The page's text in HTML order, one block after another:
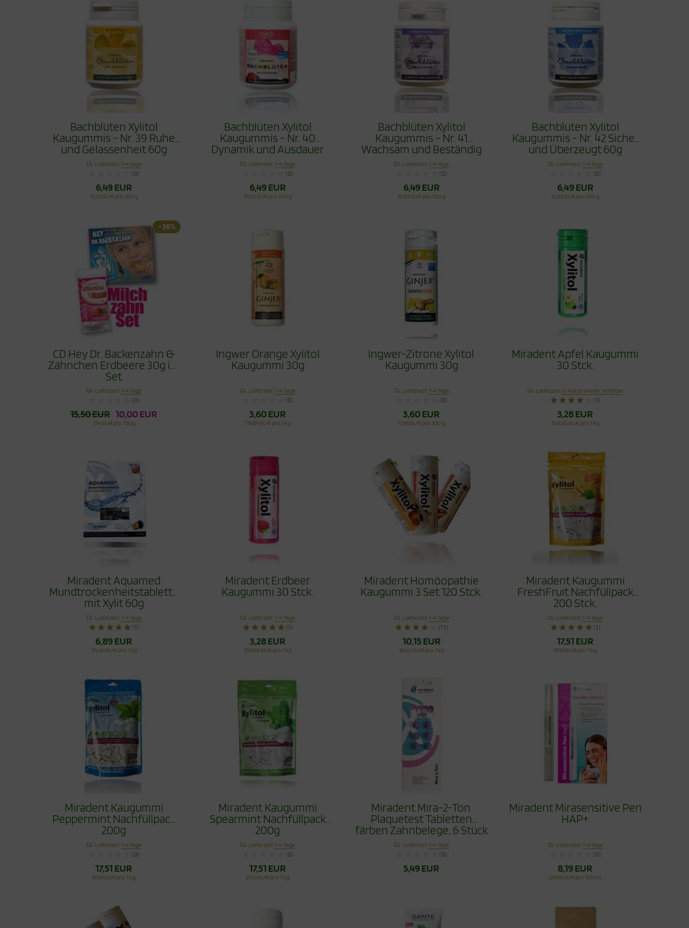
Bachblüten Xylitol
Kaugummis - Nr. 39 Ruhe
und Gelassenheit 60g
Lieferzeit:1-4 Tage
(0)
6,49 EUR
10,82 EUR pro 100 g
Bachblüten Xylitol
Kaugummis - Nr. 40
Dynamik und Ausdauer
60g
Lieferzeit:1-4 Tage
(0)
6,49 EUR
10,82 EUR pro 100 g
Bachblüten Xylitol
Kaugummis - Nr. 41
Wachsam und Beständig
60g
Lieferzeit:1-4 Tage
(0)
6,49 EUR
10,82 EUR pro 100 g
Bachblüten Xylitol
Kaugummis - Nr. 42 Sicher
und Überzeugt 60g
Lieferzeit:1-4 Tage
(0)
6,49 EUR
10,82 EUR pro 100 g
CD Hey Dr. Backenzahn &
Zähnchen Erdbeere 30g im
Set
Lieferzeit:1-4 Tage
(0)
15,50 EUR 10,00 EUR
- 36%
7,14 EUR pro 100g
Ingwer Orange Xylitol
Kaugummi 30g
Lieferzeit:1-4 Tage
(0)
3,60 EUR
119,84 EUR pro 1 kg
Ingwer-Zitrone Xylitol
Kaugummi 30g
Lieferzeit:1-4 Tage
(0)
3,60 EUR
11,98 EUR pro 100 g
Miradent Apfel Kaugummi
30 Stck.
Lieferzeit: in Kürze wieder lieferbar
(1)
3,28 EUR
109,50 EUR pro 1 kg
Miradent Aquamed
Mundtrockenheitstablette
mit Xylit 60g
Lieferzeit:1-4 Tage
(1)
6,89 EUR
114,84 EUR pro 1 kg
Miradent Erdbeer
Kaugummi 30 Stck.
Lieferzeit:1-4 Tage
(1)
3,28 EUR
109,50 EUR pro 1 kg
Miradent Homöopathie
Kaugummi 3 Set 120 Stck.
Lieferzeit:1-4 Tage
(11)
10,15 EUR
84,62 EUR pro 1 kg
Miradent Kaugummi
FreshFruit Nachfüllpack
200 Stck.
Lieferzeit:1-4 Tage
(1)
17,51 EUR
87,53 EUR pro 1 kg
Miradent Kaugummi
Peppermint Nachfüllpack
200g
Lieferzeit:1-4 Tage
(0)
17,51 EUR
87,53 EUR pro 1 kg
Miradent Kaugummi
Spearmint Nachfüllpack
200g
Lieferzeit:1-4 Tage
(0)
17,51 EUR
87,53 EUR pro 1 kg
Miradent Mira-2-Ton
Plaquetest Tabletten
färben Zahnbelege, 6 Stück
Lieferzeit:1-4 Tage
(0)
5,49 EUR
Miradent Mirasensitive Pen
HAP+
Lieferzeit:1-4 Tage
(0)
8,19 EUR
327,49 EUR pro 100 ml